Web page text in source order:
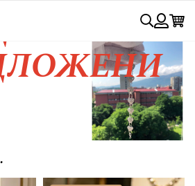
Търси
с красивия